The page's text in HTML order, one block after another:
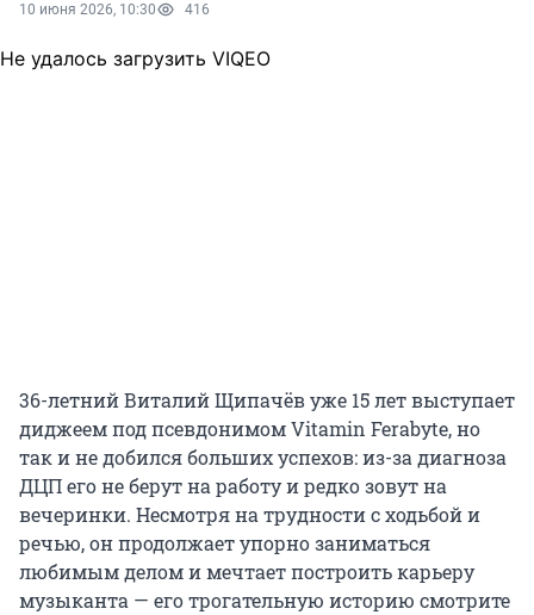
10 июня 2026, 10:30 416
Не удалось загрузить VIQEO
36-летний Виталий Щипачёв уже 15 лет выступает
диджеем под псевдонимом Vitamin Ferabyte, но
так и не добился больших успехов: из-за диагноза
ДЦП его не берут на работу и редко зовут на
вечеринки. Несмотря на трудности с ходьбой и
речью, он продолжает упорно заниматься
любимым делом и мечтает построить карьеру
музыканта — его трогательную историю смотрите